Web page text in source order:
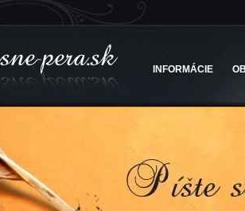
INFORMÁCIE